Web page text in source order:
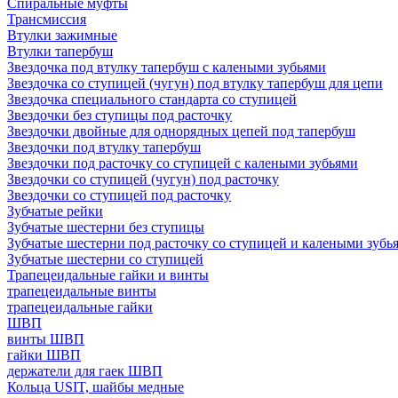
Спиральные муфты
Трансмиссия
Втулки зажимные
Втулки тапербуш
Звездочка под втулку тапербуш c калеными зубьями
Звездочка со ступицей (чугун) под втулку тапербуш для цепи
Звездочка специального стандарта со ступицей
Звездочки без ступицы под расточку
Звездочки двойные для однорядных цепей под тапербуш
Звездочки под втулку тапербуш
Звездочки под расточку со ступицей с калеными зубьями
Звездочки со ступицей (чугун) под расточку
Звездочки со ступицей под расточку
Зубчатые рейки
Зубчатые шестерни без ступицы
Зубчатые шестерни под расточку со ступицей и калеными
Зубчатые шестерни со ступицей
Трапецеидальные гайки и винты
трапецеидальные винты
трапецеидальные гайки
ШВП
винты ШВП
гайки ШВП
держатели для гаек ШВП
Кольца USIT, шайбы медные